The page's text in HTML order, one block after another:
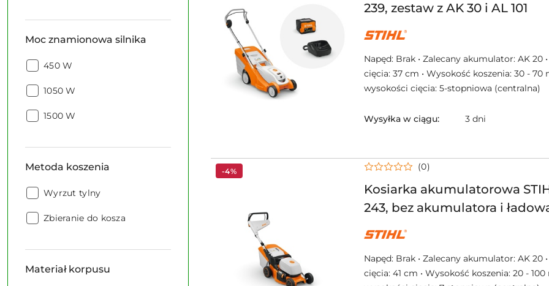
Moc znamionowa silnika
Moc
silnika:
450 W
Moc
silnika:
1050 W
Moc
1500 W
Metoda koszenia
Metoda
Wyrzut tylny
Metoda
Zbieranie do kosza
Materiał korpusu
239, zestaw z AK 30 i AL 101
NAZWA
PRODUCENTA:
Napęd: Brak • Zalecany akumulator: AK 20
cięcia: 37 cm • Wysokość koszenia: 30 - 70
wysokości cięcia: 5-stopniowa (centralna)
Wysyłka w ciągu: 3 dni
Kosiarka akumulatorowa
243, bez akumulatora i
(0)
NAZWA
PRODUCENTA:
Napęd: Brak • Zalecany akumulator: AK 20
cięcia: 41 cm • Wysokość koszenia: 20 -
-4%